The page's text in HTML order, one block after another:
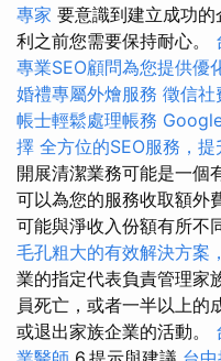
專家 要意識到建立成功
利之前您需要保持耐心。
專業SEO顧問為您提供優
婚禮專屬外燴服務 徵信社
帳士輕鬆處理帳務
擇 全方位的SEO服務，
開展清潔業務可能是一個
可以為您的服務收取額外
可能與淨收入份額有所不
毛孔粗大的有效解決方案
業的指定代表負責管理家
員死亡，或者一半以上的
或退出家族企業的活動。